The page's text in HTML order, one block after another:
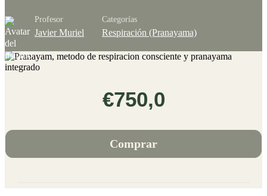
Profesor
Javier Muriel
Categorías
Respiración (Pranayama)
€750,0
Comprar